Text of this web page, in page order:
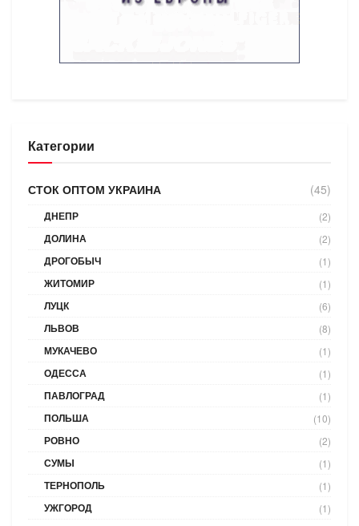
Категории
СТОК ОПТОМ УКРАИНА (45)
ДНЕПР (2)
ДОЛИНА (2)
ДРОГОБЫЧ (1)
ЖИТОМИР (1)
ЛУЦК (6)
ЛЬВОВ (8)
МУКАЧЕВО (1)
ОДЕССА (1)
ПАВЛОГРАД (1)
ПОЛЬША (10)
РОВНО (2)
СУМЫ (1)
ТЕРНОПОЛЬ (1)
УЖГОРОД (1)